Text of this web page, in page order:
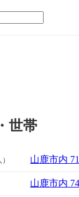
世帯
山鹿市内
山鹿市内